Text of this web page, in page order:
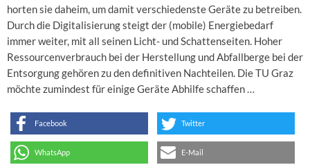
horten sie daheim, um damit verschiedenste Geräte zu betreiben.
Durch die Digitalisierung steigt der (mobile) Energiebedarf
immer weiter, mit all seinen Licht- und Schattenseiten. Hoher
Ressourcenverbrauch bei der Herstellung und Abfallberge bei der
Entsorgung gehören zu den definitiven Nachteilen. Die TU Graz
möchte zumindest für einige Geräte Abhilfe schaffen …
Facebook Twitter
WhatsApp E-Mail